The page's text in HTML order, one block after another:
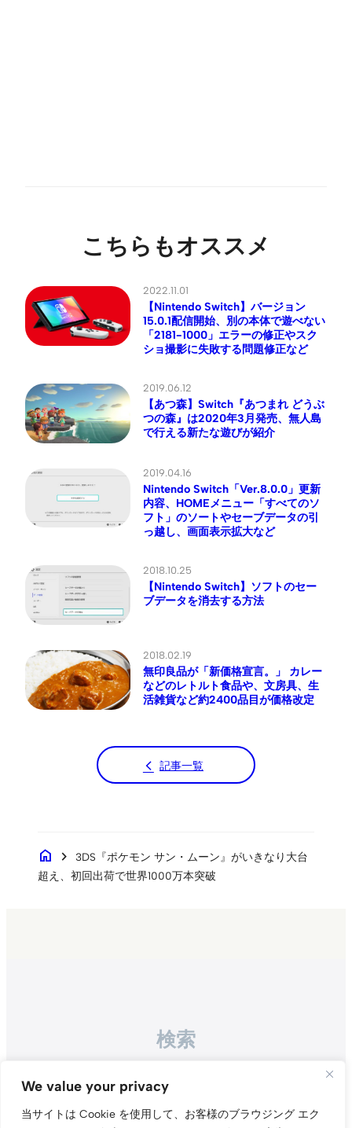
We value your privacy
当サイトは Cookie を使用して、お客様のブラウジング エク
こちらもオススメ
2022.11.01
【Nintendo Switch】バージョン
15.0.1配信開始、別の本体で遊べない
「2181-1000」エラーの修正やスク
ショ撮影に失敗する問題修正など
2019.06.12
【あつ森】Switch『あつまれ どうぶ
つの森』は2020年3月発売、無人島
で行える新たな遊びが紹介
2019.04.16
Nintendo Switch「Ver.8.0.0」更新
内容、HOMEメニュー「すべてのソ
フト」のソートやセーブデータの引
っ越し、画面表示拡大など
2018.10.25
【Nintendo Switch】ソフトのセー
ブデータを消去する方法
2018.02.19
無印良品が「新価格宣言。」 カレー
などのレトルト食品や、文房具、生
活雑貨など約2400品目が価格改定
記事一覧
home chevron_right
3DS『ポケモン サン・ムーン』がいきなり大台
超え、初回出荷で世界1000万本突破
検索
Search